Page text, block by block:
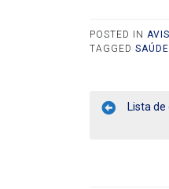
POSTED IN
TAGGED SAÚDE
Lista